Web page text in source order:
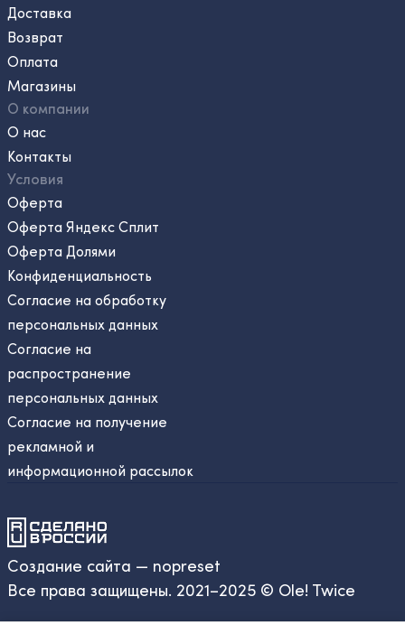
Доставка
Возврат
Оплата
Магазины
О компании
О нас
Контакты
Условия
Оферта
Оферта Яндекс Сплит
Оферта Долями
Конфиденциальность
Согласие на обработку
персональных данных
Согласие на
распространение
персональных данных
Согласие на получение
рекламной и
информационной рассылок
Создание сайта — nopreset
Все права защищены. 2021–2025 © Ole! Twice